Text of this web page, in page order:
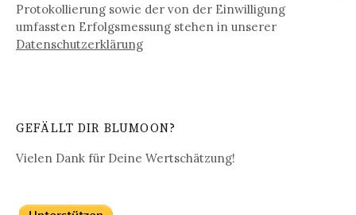
Protokollierung sowie der von der Einwilligung
umfassten Erfolgsmessung stehen in unserer
Datenschutz­erklärung
GEFÄLLT DIR BLUMOON?
Vielen Dank für Deine Wertschätzung!